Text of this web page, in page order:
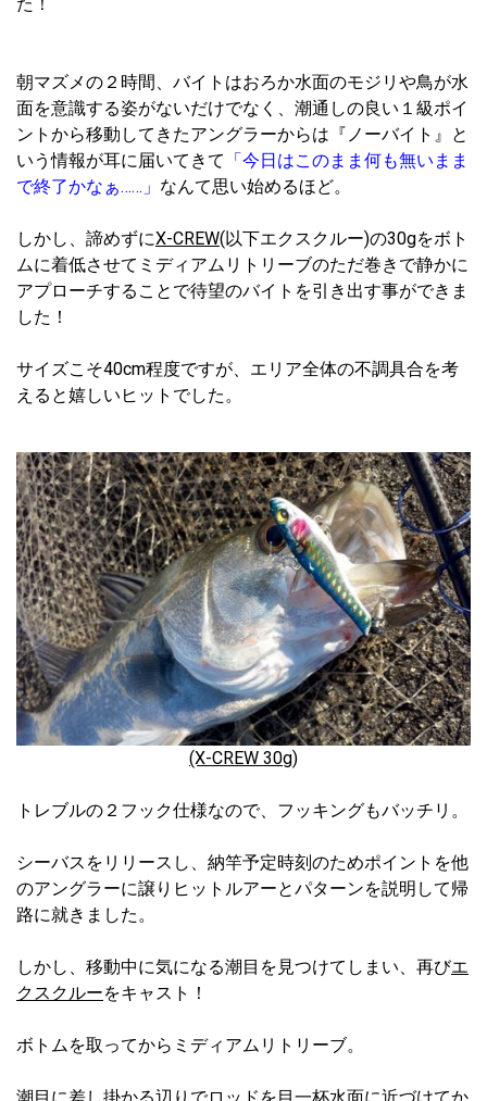
朝マズメの２時間、バイトはおろか水面のモジリや鳥が水
面を意識する姿がないだけでなく、潮通しの良い１級ポイ
ントから移動してきたアングラーからは『ノーバイト』と
いう情報が耳に届いてきて 「今日はこのまま何も無いまま
で終了かなぁ……」 なんて思い始めるほど。
しかし、諦めずにX-CREW(以下エクスクルー)の30gをボト
ムに着低させてミディアムリトリーブのただ巻きで静かに
アプローチすることで待望のバイトを引き出す事ができま
した！
サイズこそ40cm程度ですが、エリア全体の不調具合を考
えると嬉しいヒットでした。
(X-CREW 30g)
トレブルの２フック仕様なので、フッキングもバッチリ。
シーバスをリリースし、納竿予定時刻のためポイントを他
のアングラーに譲りヒットルアーとパターンを説明して帰
路に就きました。
しかし、移動中に気になる潮目を見つけてしまい、再びエ
クスクルーをキャスト！
ボトムを取ってからミディアムリトリーブ。